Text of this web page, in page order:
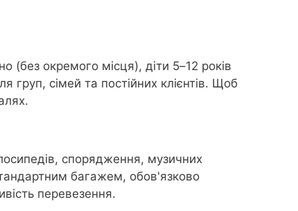
(без окремого місця), діти 5–12 років
сімей та постійних клієнтів. Щоб
спорядження, музичних
багажем, обов'язково
перевезення.